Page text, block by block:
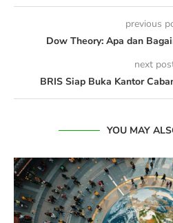
previous
Dow Theory: Apa dan
next
BRIS Siap Buka Kantor
YOU MAY